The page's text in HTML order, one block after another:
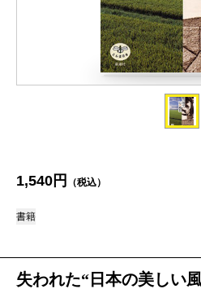
1,540円 （税込）
書籍
失われた“日本の美しい